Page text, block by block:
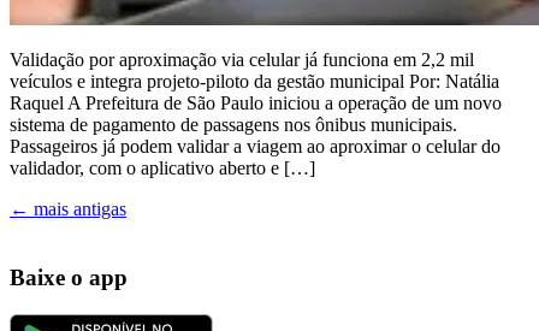
Validação por aproximação via celular já funciona em 2,2 mil
veículos e integra projeto-piloto da gestão municipal Por: Natália
Raquel A Prefeitura de São Paulo iniciou a operação de um novo
sistema de pagamento de passagens nos ônibus municipais.
Passageiros já podem validar a viagem ao aproximar o celular do
validador, com o aplicativo aberto e […]
← mais antigas
Baixe o app